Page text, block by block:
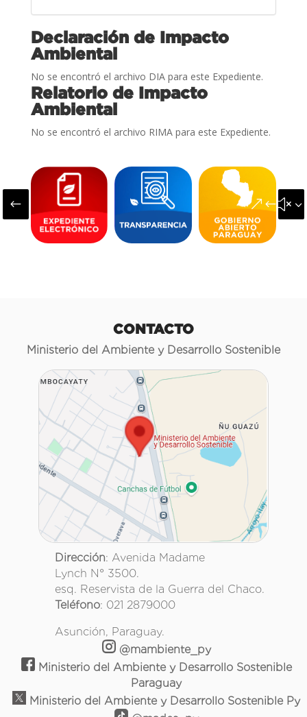
Declaración de Impacto
Ambiental
No se encontró el archivo DIA para este Expediente.
Relatorio de Impacto
Ambiental
No se encontró el archivo RIMA para este Expediente.
#
CONTACTO
Ministerio del Ambiente y Desarrollo Sostenible
Dirección: Avenida Madame
Lynch N° 3500.
esq. Reservista de la Guerra del Chaco.
Teléfono: 021 2879000
Asunción, Paraguay.
@mambiente_py
Ministerio del Ambiente y Desarrollo Sostenible
Paraguay
Ministerio del Ambiente y Desarrollo Sostenible Py